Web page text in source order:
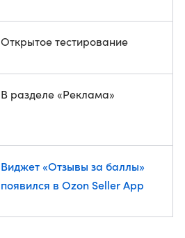
Открытое тестирование
В разделе «Реклама»
Виджет «Отзывы за баллы»
появился в Ozon Seller App